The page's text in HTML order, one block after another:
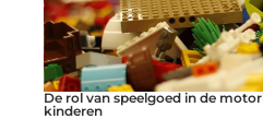
De rol van speelgoed in de
kinderen